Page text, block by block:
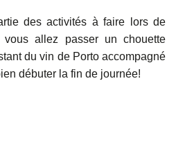
des activités à faire lors de
allez passer un chouette
du vin de Porto accompagné
débuter la fin de journée!